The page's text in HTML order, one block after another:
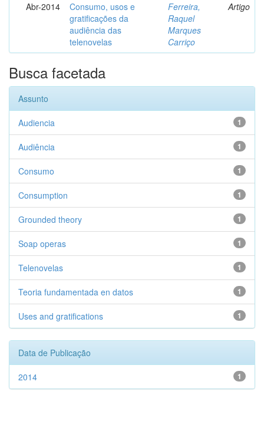
Abr-2014
Consumo, usos e
gratificações da
audiência das
telenovelas
Ferreira,
Raquel
Marques
Carriço
Artigo
Busca facetada
Assunto
1
Audiencia
1
Audiência
1
Consumo
1
Consumption
1
Grounded theory
1
Soap operas
1
Telenovelas
1
Teoria fundamentada en datos
1
Uses and gratifications
Data de Publicação
1
2014